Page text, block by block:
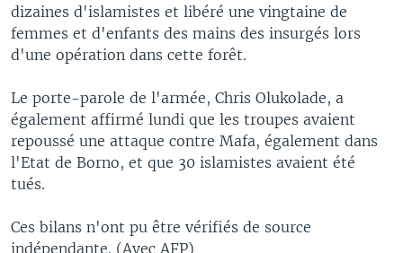
dizaines d'islamistes et libéré une vingtaine de
femmes et d'enfants des mains des insurgés lors
d'une opération dans cette forêt.
Le porte-parole de l'armée, Chris Olukolade, a
également affirmé lundi que les troupes avaient
repoussé une attaque contre Mafa, également dans
l'Etat de Borno, et que 30 islamistes avaient été
tués.
Ces bilans n'ont pu être vérifiés de source
indépendante. (Avec AFP)